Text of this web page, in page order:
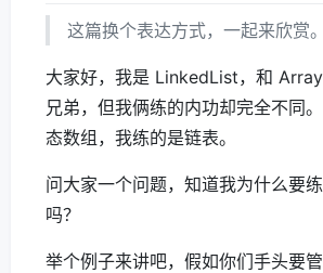
这篇换个表达方式，一起来欣赏。
大家好，我是 LinkedList，和
兄弟，但我俩练的内功却完全不同
态数组，我练的是链表。
问大家一个问题，知道我为什么要
吗？
举个例子来讲吧，假如你们手头要管